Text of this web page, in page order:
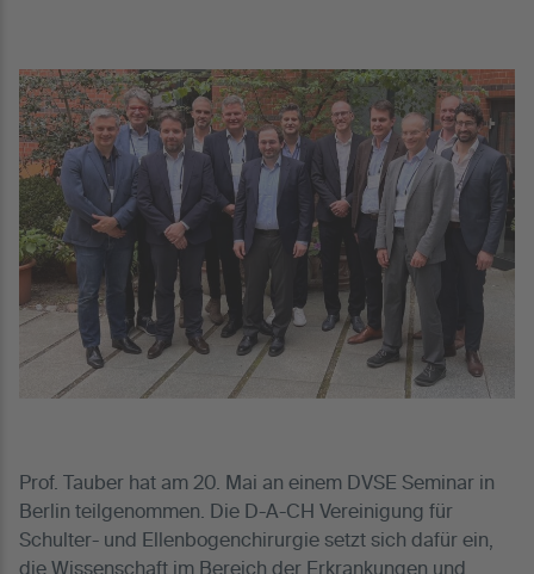
Prof. Tauber hat am 20. Mai an einem DVSE Seminar in
Berlin teilgenommen. Die D-A-CH Vereinigung für
Schulter- und Ellenbogenchirurgie setzt sich dafür ein,
die Wissenschaft im Bereich der Erkrankungen und